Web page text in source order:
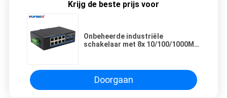
Krijg de beste prijs voor
Onbeheerde industriële
schakelaar met 8x 10/100/1000M
en meer
Doorgaan